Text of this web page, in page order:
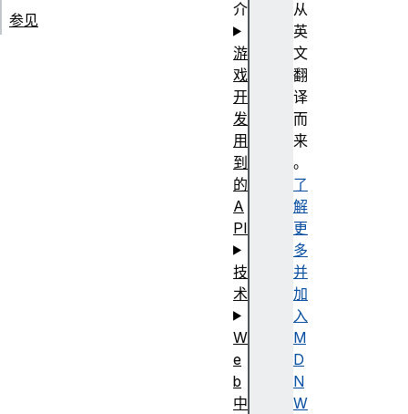
从
英
文
翻
译
而
来
。
了
解
更
多
并
加
入
M
D
N
W
参见
介
游
戏
开
发
用
到
的
A
PI
技
术
W
e
b
中